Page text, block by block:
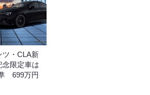
ツ・CLA新
念限定車は
699万円